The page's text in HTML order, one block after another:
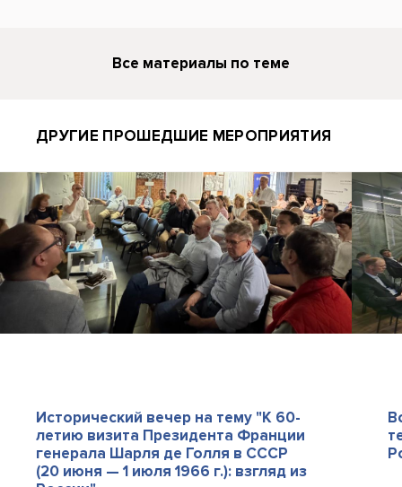
Все материалы по теме
ДРУГИЕ ПРОШЕДШИЕ МЕРОПРИЯТИЯ
Исторический вечер на тему "К 60-
летию визита Президента Франции
генерала Шарля де Голля в СССР
(20 июня — 1 июля 1966 г.): взгляд из